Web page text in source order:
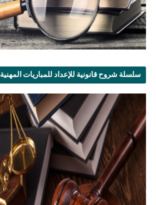
سلسلة شروح قانونية للإعداد للمباريات المهنية